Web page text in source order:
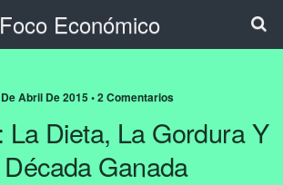
Foco Económico
Abril De 2015 • 2 Comentarios
La Dieta, La Gordura Y
Ganada